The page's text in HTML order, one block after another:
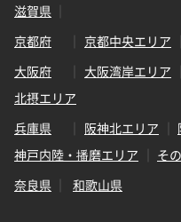
滋賀県
京都府
京都中央エリア
大阪府
大阪湾岸エリア
北摂エリア
兵庫県
阪神北エリア
神戸内陸・播磨エリア
そ
奈良県
和歌山県